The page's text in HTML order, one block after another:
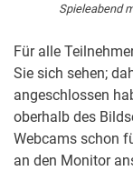
Spieleabend
Für alle
Sie sich sehen;
angeschlossen
oberhalb des
Webcams schon
an den Monitor